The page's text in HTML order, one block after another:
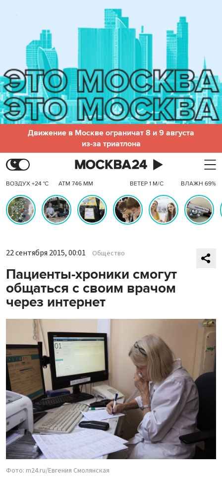
Движение в Москве ограничат 8 и 9 августа
из-за триатлона
ВОЗДУХ +24 °C АТМ 746 ММ ВЕТЕР 1 М/С ВЛАЖН 69%
22 сентября 2015, 00:01 Общество
Пациенты-хроники смогут
общаться с своим врачом
через интернет
Фото: m24.ru/Евгения Смолянская